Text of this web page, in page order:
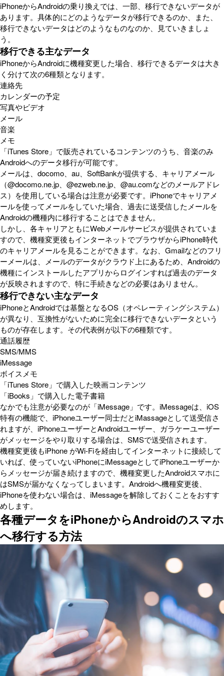
iPhoneからAndroidの乗り換えでは、一部、移行できないデータが
あります。具体的にどのようなデータが移行できるのか、また、
移行できないデータはどのようなものなのか、見ていきましょ
う。
移行できる主なデータ
iPhoneからAndroidに機種変更した場合、移行できるデータは大き
く分けて次の6種類となります。
連絡先
カレンダーの予定
写真やビデオ
メール
音楽
メモ
「iTunes Store」で販売されているコンテンツのうち、音楽のみ
Androidへのデータ移行が可能です。
メールは、docomo、au、SoftBankが提供する、キャリアメール
（@docomo.ne.jp、@ezweb.ne.jp、@au.comなどのメールアドレ
ス）を使用している場合は注意が必要です。iPhoneでキャリアメ
ールを使ってメールをしていた場合、過去に送受信したメールを
Androidの機種内に移行することはできません。
しかし、各キャリアともにWebメールサービスが提供されていま
すので、機種変更後もインターネットでブラウザからiPhone時代
のキャリアメールを見ることができます。なお、Gmailなどのフリ
ーメールは、メールのデータがクラウド上にあるため、Androidの
機種にインストールしたアプリからログインすれば過去のデータ
が反映されますので、特に手続きなどの必要はありません。
移行できない主なデータ
iPhoneとAndroidでは基盤となるOS（オペレーティングシステム）
が異なり、互換性がないために完全に移行できないデータという
ものが存在します。その代表例が以下の6種類です。
通話履歴
SMS/MMS
iMessage
ボイスメモ
「iTunes Store」で購入した映画コンテンツ
「iBooks」で購入した電子書籍
なかでも注意が必要なのが「iMessage」です。iMessageは、iOS
特有の機能で、iPhoneユーザー同士だとiMassageとして送受信さ
れますが、iPhoneユーザーとAndroidユーザー、ガラケーユーザー
がメッセージをやり取りする場合は、SMSで送受信されます。
機種変更後もiPhone がWi-Fiを経由してインターネットに接続して
いれば、使っていないiPhoneにiMessageとしてiPhoneユーザーか
らメッセージが届き続けますので、機種変更したAndroidスマホに
はSMSが届かなくなってしまいます。Androidへ機種変更後、
iPhoneを使わない場合は、iMessageを解除しておくことをおすす
めします。
各種データをiPhoneからAndroidのスマホ
へ移行する方法